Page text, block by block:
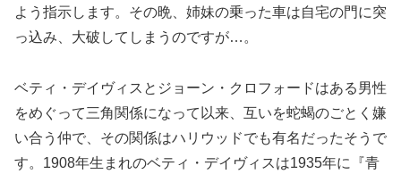
よう指示します。その晩、姉妹の乗った車は自宅の門に突
っ込み、大破してしまうのですが…。
ベティ・デイヴィスとジョーン・クロフォードはある男性
をめぐって三角関係になって以来、互いを蛇蝎のごとく嫌
い合う仲で、その関係はハリウッドでも有名だったそうで
す。1908年生まれのベティ・デイヴィスは1935年に『青